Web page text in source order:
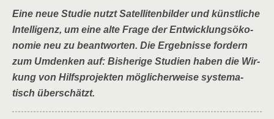
Eine neue Stu­die nutzt Satel­li­ten­bil­der und künst­li­che
Intel­li­genz, um eine alte Fra­ge der Ent­wick­lungs­öko­
no­mie neu zu beant­wor­ten. Die Ergeb­nis­se for­dern
zum Umden­ken auf: Bis­he­ri­ge Stu­di­en haben die Wir­
kung von Hilfs­pro­jek­ten mög­li­cher­wei­se sys­te­ma­
tisch überschätzt.